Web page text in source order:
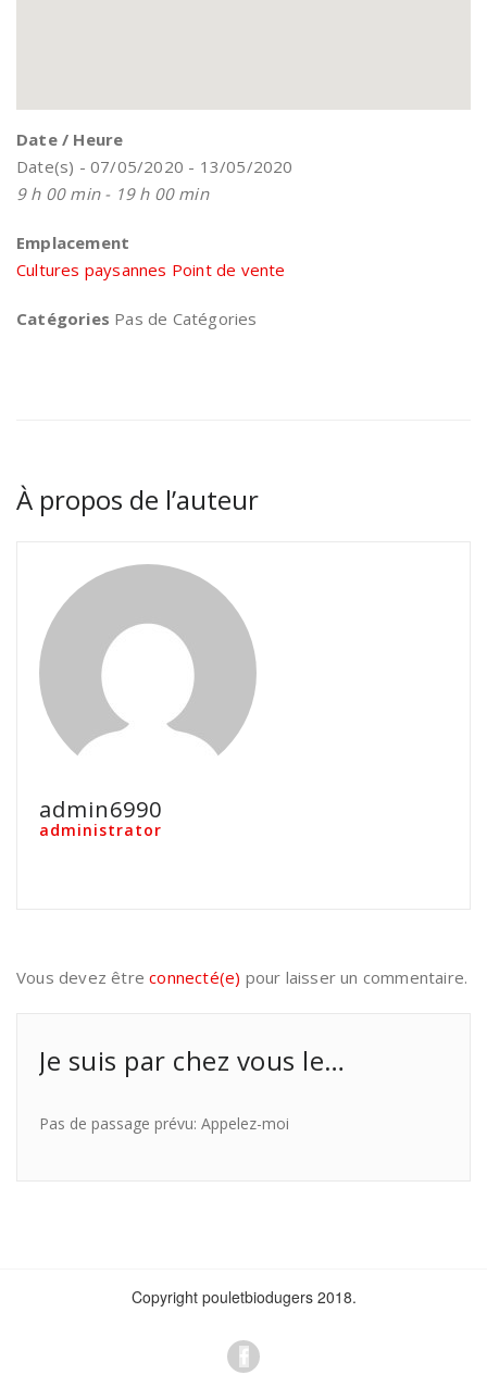
Date / Heure
Date(s) - 07/05/2020 - 13/05/2020
9 h 00 min - 19 h 00 min
Emplacement
Cultures paysannes Point de vente
Catégories Pas de Catégories
À propos de l’auteur
admin6990
administrator
Vous devez êtreconnecté(e) pour laisser un commentaire.
Je suis par chez vous le…
Pas de passage prévu: Appelez-moi
Copyright pouletbiodugers 2018.